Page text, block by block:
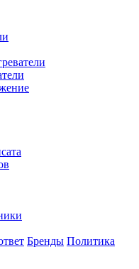
Бренды Политика